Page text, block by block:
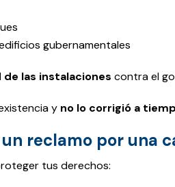
gubernamentales
las instalaciones contra el
y no lo corrigió a
reclamo por una
tus derechos: